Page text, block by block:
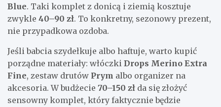
Blue. Taki komplet z donicą i ziemią kosztuje
zwykle 40–90 zł. To konkretny, sezonowy prezent,
nie przypadkowa ozdoba.
Jeśli babcia szydełkuje albo haftuje, warto kupić
porządne materiały: włóczki Drops Merino Extra
Fine, zestaw drutów Prym albo organizer na
akcesoria. W budżecie 70–150 zł da się złożyć
sensowny komplet, który faktycznie będzie